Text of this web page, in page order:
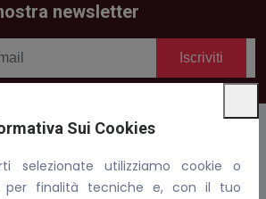
Sui Cookies
selezionate utilizziamo cookie o
per finalità tecniche e, con il tuo
newsletter
Iscriviti
compra, vendi e fai affari!